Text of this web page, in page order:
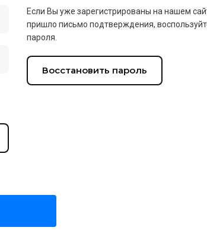
Если Вы уже зарегистрированы на нашем
пришло письмо подтверждения,
пароля.
Восстановить пароль